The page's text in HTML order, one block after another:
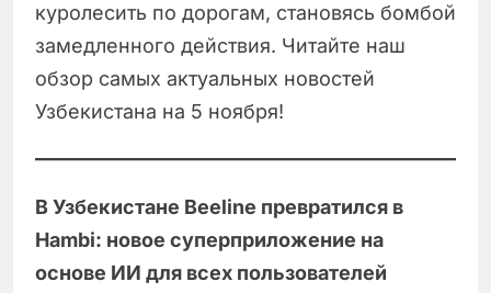
куролесить по дорогам, становясь бомбой
замедленного действия. Читайте наш
обзор самых актуальных новостей
Узбекистана на 5 ноября!
В Узбекистане Beeline превратился в
Hambi: новое суперприложение на
основе ИИ для всех пользователей